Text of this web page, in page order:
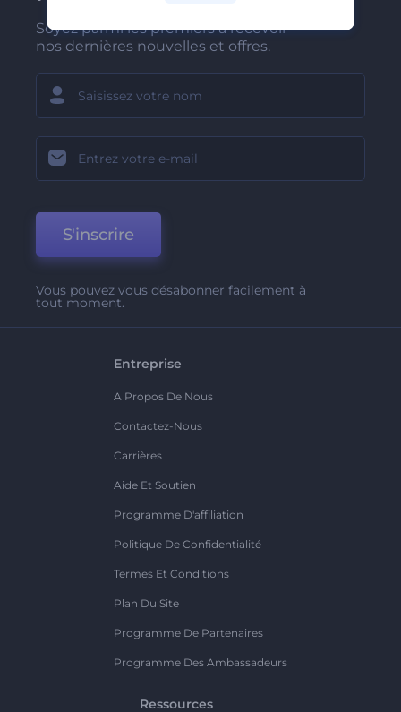
Soyez parmi les premiers à recevoir
nos dernières nouvelles et offres.
S'inscrire
Vous pouvez vous désabonner facilement à
tout moment.
Entreprise
A Propos De Nous
Contactez-Nous
Carrières
Aide Et Soutien
Programme D'affiliation
Politique De Confidentialité
Termes Et Conditions
Plan Du Site
Programme De Partenaires
Programme Des Ambassadeurs
Ressources